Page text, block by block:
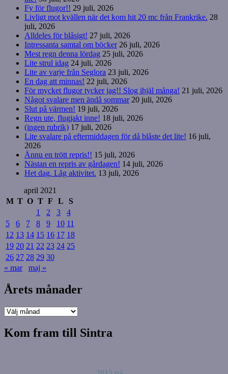
Fy för flugor!! 29 juli, 2026
Livligt mot kvällen när det kom hit 20 mc från Frankrike. 28
juli, 2026
Alldeles för blåsigt! 27 juli, 2026
Intressanta samtal om böcker 26 juli, 2026
Mest regn denna lördag 25 juli, 2026
Lite strul idag 24 juli, 2026
Lite av varje från Seglora 23 juli, 2026
En dag att minnas! 22 juli, 2026
För mycket flugor tycker jag!! Slog ihjäl många! 21 juli, 2026
Något svalare men ändå sommar 20 juli, 2026
Slut på värmen! 19 juli, 2026
Regn ute, flugjakt inne! 18 juli, 2026
(ingen rubrik) 17 juli, 2026
Lite svalare på eftermiddagen för då blåste det lite! 16 juli,
2026
Ännu en trött repris!! 15 juli, 2026
Nästan en repris av gårdagen! 14 juli, 2026
Het dag. Låg aktivitet. 13 juli, 2026
april 2021
M T O T F L
S
1
2 3
4
5
6 7 8 9 10 11
12 13 14 15 16 17 18
19 20 21 22 23 24 25
26 27 28 29 30
« mar
maj »
Årets månader
Årets
Kom fram till Sintra